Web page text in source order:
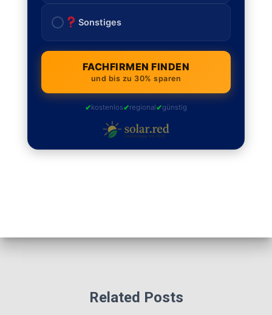
Sonstiges
FACHFIRMEN FINDEN
und bis zu 30% sparen
✔kostenlos✔regional✔günstig
Related Posts